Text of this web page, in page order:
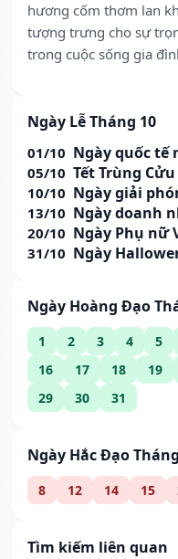
hương cốm thơm lan
tượng trưng cho sự
trong cuộc sống gia
Ngày Lễ Tháng 10
01/10 Ngày quốc tế
05/10 Tết Trùng Cửu
10/10 Ngày giải
13/10 Ngày doanh
20/10 Ngày Phụ nữ
31/10 Ngày
Ngày Hoàng Đạo
1 2 3 4 5
16
17 18 19
29
30 31
Ngày Hắc Đạo
8 12 14 15
Tìm kiếm liên quan